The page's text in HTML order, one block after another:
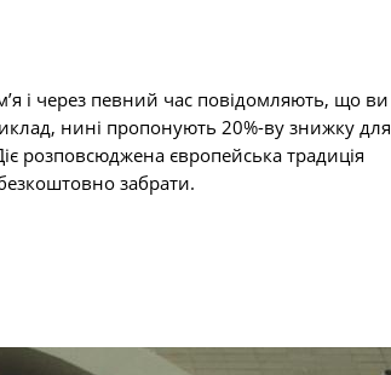
і через певний час повідомляють, що ви
нині пропонують 20%-ву знижку для
розповсюджена європейська традиція
забрати.